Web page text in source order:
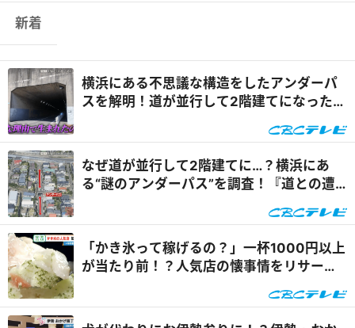
新着
横浜にある不思議な構造をしたアンダーパ
スを解明！道が並行して2階建てになったワ
なぜ道が並行して2階建てに…？横浜にあ
る“謎のアンダーパス”を調査！『道との遭
「かき氷って稼げるの？」一杯1000円以上
が当たり前！？人気店の懐事情をリサーチ